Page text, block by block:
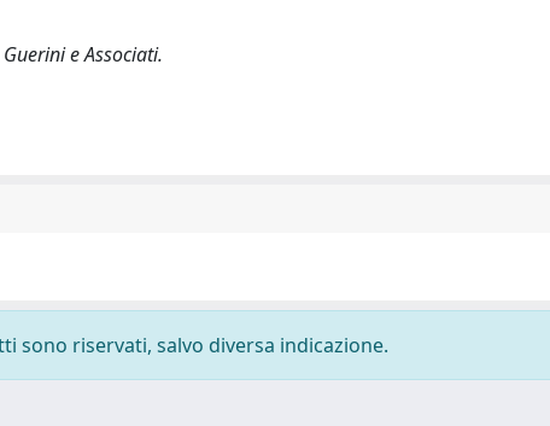
e Associati.
sono riservati, salvo diversa indicazione.